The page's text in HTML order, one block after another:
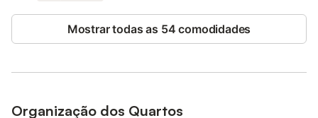
Esta propriedade possui características de poupança de
energia e água.
Mostrar todas as 54 comodidades
Organização dos Quartos